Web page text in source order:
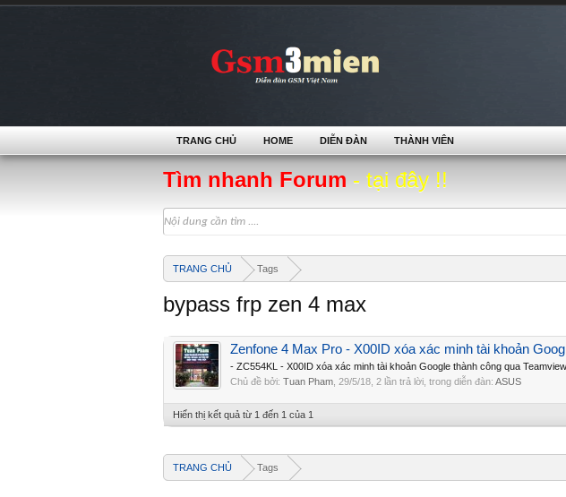
Tìm nhanh Forum - tại đây !!
TRANG CHỦ Tags
bypass frp zen 4 max
Zenfone 4 Max Pro - X00ID xóa xác minh tài khoản
- ZC554KL - X00ID xóa xác minh tài khoản Google thành công qua
Chủ đề bởi: Tuan Pham 29/5/18 , 2 lần trả lời, trong diễn đàn: ASUS
Hiển thị kết quả từ 1 đến 1 của 1
TRANG CHỦ Tags
TRANG CHỦ HOME DIỄN ĐÀN THÀNH VIÊN